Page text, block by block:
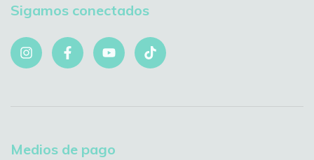
Sigamos conectados
Medios de pago